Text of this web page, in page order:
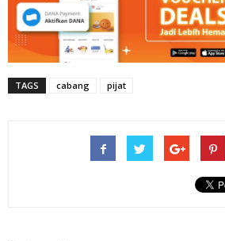
TAGS cabang pijat